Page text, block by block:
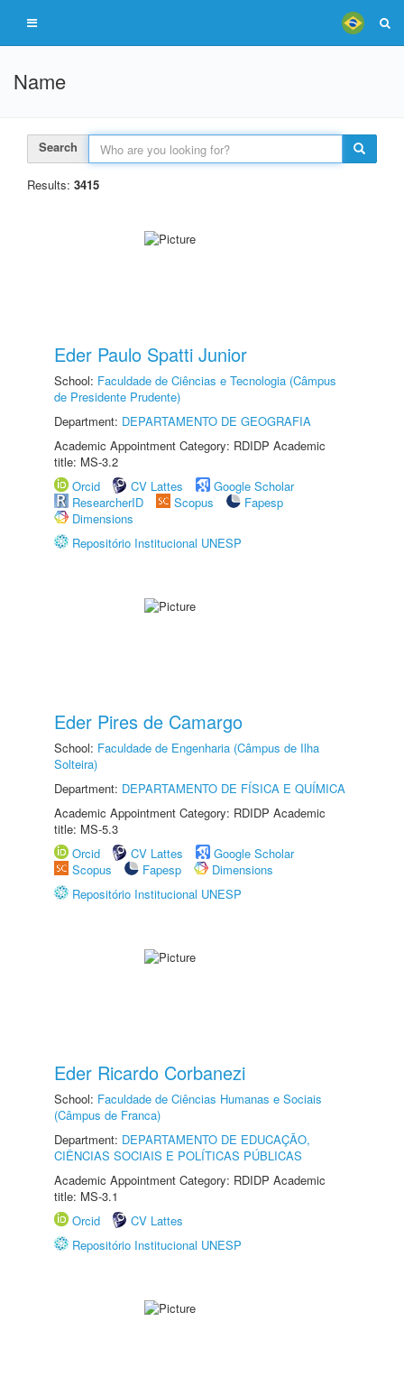
Name
Search
Results: 3415
Eder Paulo Spatti Junior
School: Faculdade de Ciências e Tecnologia (Câmpus
de Presidente Prudente)
Department: DEPARTAMENTO DE GEOGRAFIA
Academic Appointment Category: RDIDP Academic
title: MS-3.2
Orcid
CV Lattes
Google Scholar
ResearcherID
Scopus
Fapesp
Dimensions
Repositório Institucional UNESP
Eder Pires de Camargo
School: Faculdade de Engenharia (Câmpus de Ilha
Solteira)
Department: DEPARTAMENTO DE FÍSICA E QUÍMICA
Academic Appointment Category: RDIDP Academic
title: MS-5.3
Orcid
CV Lattes
Google Scholar
Scopus
Fapesp
Dimensions
Repositório Institucional UNESP
Eder Ricardo Corbanezi
School: Faculdade de Ciências Humanas e Sociais
(Câmpus de Franca)
Department: DEPARTAMENTO DE EDUCAÇÃO,
CIÊNCIAS SOCIAIS E POLÍTICAS PÚBLICAS
Academic Appointment Category: RDIDP Academic
title: MS-3.1
Orcid
CV Lattes
Repositório Institucional UNESP